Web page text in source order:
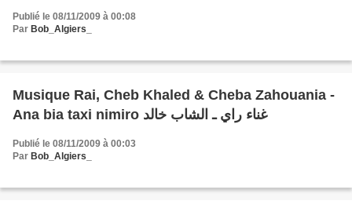
Publié le 08/11/2009 à 00:08
Par Bob_Algiers_
Musique Rai, Cheb Khaled & Cheba Zahouania -
Ana bia taxi nimiro غناء راي ـ الشاب خالد
Publié le 08/11/2009 à 00:03
Par Bob_Algiers_